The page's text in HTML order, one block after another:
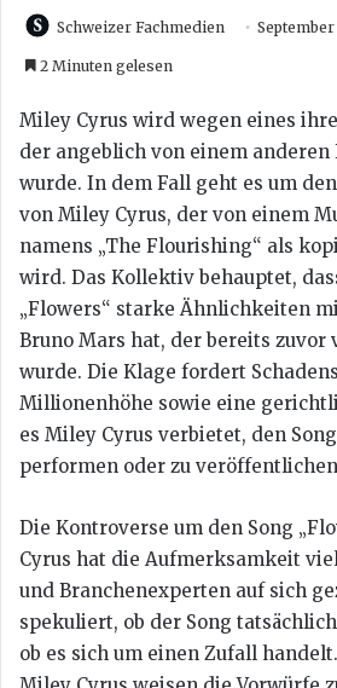
Schweizer Fachmedien
2 Minuten gelesen
Miley Cyrus wird wegen eines
der angeblich von einem
wurde. In dem Fall geht es um
von Miley Cyrus, der von einem
namens „The Flourishing“ als
wird. Das Kollektiv behauptet,
„Flowers“ starke Ähnlichkeiten
Bruno Mars hat, der bereits
wurde. Die Klage fordert
Millionenhöhe sowie eine
es Miley Cyrus verbietet, den
performen oder zu
Die Kontroverse um den Song
Cyrus hat die Aufmerksamkeit
und Branchenexperten auf sich
spekuliert, ob der Song
ob es sich um einen Zufall